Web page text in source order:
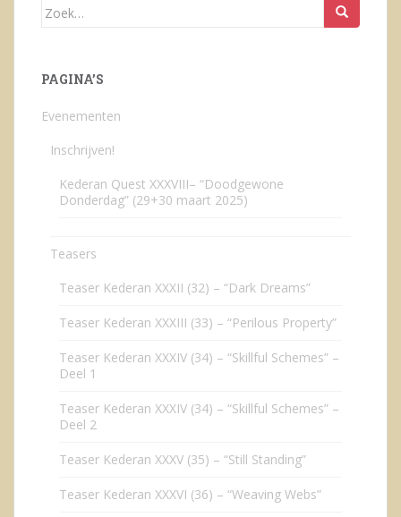
Zoek
PAGINA’S
Evenementen
Inschrijven!
Kederan Quest XXXVIII– “Doodgewone
Donderdag” (29+30 maart 2025)
Teasers
Teaser Kederan XXXII (32) – “Dark Dreams”
Teaser Kederan XXXIII (33) – “Perilous Property”
Teaser Kederan XXXIV (34) – “Skillful Schemes” –
Deel 1
Teaser Kederan XXXIV (34) – “Skillful Schemes” –
Deel 2
Teaser Kederan XXXV (35) – “Still Standing”
Teaser Kederan XXXVI (36) – “Weaving Webs”